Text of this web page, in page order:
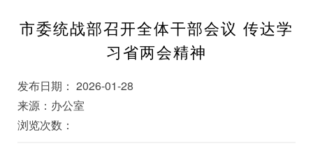
市委统战部召开全体干部会议 传达学
习省两会精神
发布日期： 2026-01-28
来源：办公室
浏览次数：